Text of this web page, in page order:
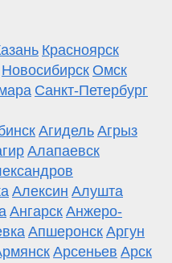
Красноярск
Новосибирск Омск
Санкт-Петербург
Агидель Агрыз
Алапаевск
Алексин Алушта
Ангарск Анжеро-
Апшеронск Аргун
Арсеньев Арск